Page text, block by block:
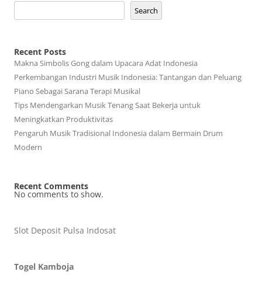
Search
Recent Posts
Makna Simbolis Gong dalam Upacara Adat Indonesia
Perkembangan Industri Musik Indonesia: Tantangan dan Peluang
Piano Sebagai Sarana Terapi Musikal
Tips Mendengarkan Musik Tenang Saat Bekerja untuk
Meningkatkan Produktivitas
Pengaruh Musik Tradisional Indonesia dalam Bermain Drum
Modern
Recent Comments
No comments to show.
Slot Deposit Pulsa Indosat
Togel Kamboja